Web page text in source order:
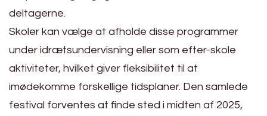
deltagerne.
Skoler kan vælge at afholde disse programmer
under idrætsundervisning eller som efter-skole
aktiviteter, hvilket giver fleksibilitet til at
imødekomme forskellige tidsplaner. Den samlede
festival forventes at finde sted i midten af 2025,